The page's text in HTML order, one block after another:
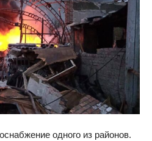
одного из районов.